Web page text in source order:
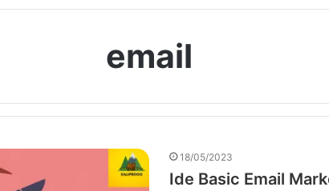
skin
Article
email
18/05/2023
Ide Basic Email